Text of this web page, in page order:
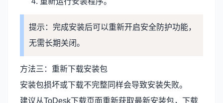
提示：完成安装后可以重新开启安全防护功能，
无需长期关闭。
方法三：重新下载安装包
安装包损坏或下载不完整同样会导致安装失败。
建议从ToDesk下载页面重新获取最新安装包，下载